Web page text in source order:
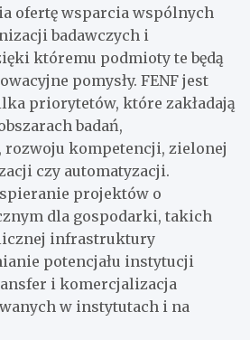
ofertę wsparcia wspólnych
badawczych i
któremu podmioty te będą
pomysły. FENF jest
priorytetów, które zakładają
badań,
kompetencji, zielonej
czy automatyzacji.
projektów o
dla gospodarki, takich
infrastruktury
potencjału instytucji
i komercjalizacja
w instytutach i na